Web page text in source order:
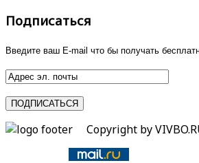
Подписаться
Введите ваш E-mail что бы получать
Copyright by